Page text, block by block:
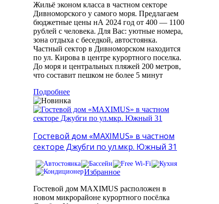
Жильё эконом класса в частном секторе
Дивноморского у самого моря. Предлагаем
бюджетные цены нА 2024 год от 400 — 1100
рублей с человека. Для Вас: уютные номера,
зона отдыха с беседкой, автостоянка.
Частный сектор в Дивноморском находится
по ул. Кирова в центре курортного поселка.
До моря и центральных пляжей 200 метров,
что составит пешком не более 5 минут
Подробнее
Гостевой дом «MAXIMUS» в частном
секторе Джубги по ул.мкр. Южный 31
Избранное
Гостевой дом MAXIMUS расположен в
новом микрорайоне курортного посёлка